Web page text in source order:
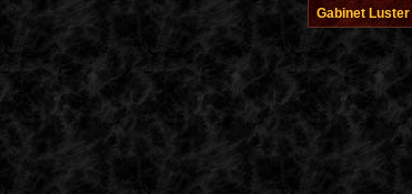
Gabinet Luster